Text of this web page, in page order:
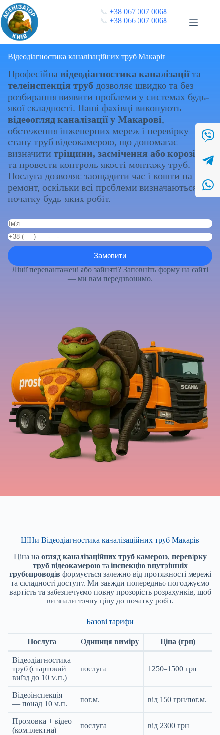
Перейти
до
вмісту
📞 +38 067 007 0068
📞 +38 066 007 0068
Відеодіагностика каналізаційних труб Макарів
Професійна відеодіагностика каналізації та
телеінспекція труб дозволяє швидко та без
розбирання виявити проблеми у системах будь-
якої складності. Наші фахівці виконують
відеоогляд каналізації у Макарові,
обстеження інженерних мереж і перевірку
стану труб відеокамерою, що допомагає
визначити тріщини, засмічення або корозію
та провести контроль якості монтажу труб.
Послуга дозволяє заощадити час і кошти на
ремонт, оскільки всі проблеми визначаються до
початку будь-яких робіт.
Лінії перевантажені або зайняті? Заповніть форму на сайті
— ми вам передзвонимо.
ЦІНи Відеодіагностика каналізаційних труб Макарів
Ціна на огляд каналізаційних труб камерою, перевірку
труб відеокамероюта інспекцію внутрішніх
трубопроводів формується залежно від протяжності мережі
та складності доступу. Ми завжди попередньо погоджуємо
вартість та забезпечуємо повну прозорість розрахунків, щоб
ви знали точну ціну до початку робіт.
Базові тарифи
Послуга Одиниця виміру Ціна (грн)
Відеодіагностика
труб (стартовий
виїзд до 10 м.п.)
послуга 1250–1500 грн
Відеоінспекція
— понад 10 м.п.
пог.м. від 150 грн/пог.м.
Промовка + відео
(комплектна)
послуга від 2300 грн